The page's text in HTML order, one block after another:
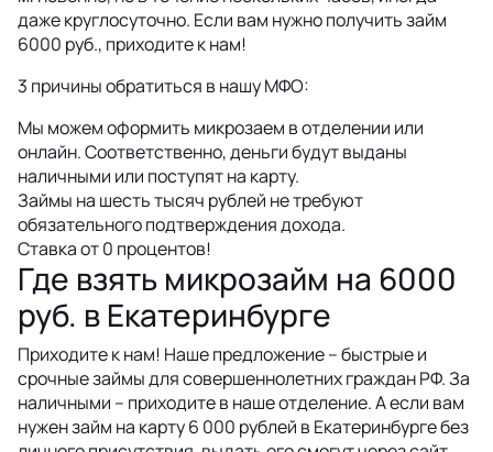
даже круглосуточно. Если вам нужно получить займ
6000 руб., приходите к нам!
3 причины обратиться в нашу МФО:
Мы можем оформить микрозаем в отделении или
онлайн. Соответственно, деньги будут выданы
наличными или поступят на карту.
Займы на шесть тысяч рублей не требуют
обязательного подтверждения дохода.
Ставка от 0 процентов!
Где взять микрозайм на 6000
руб. в Екатеринбурге
Приходите к нам! Наше предложение – быстрые и
срочные займы для совершеннолетних граждан РФ. За
наличными – приходите в наше отделение. А если вам
нужен займ на карту 6 000 рублей в Екатеринбурге без